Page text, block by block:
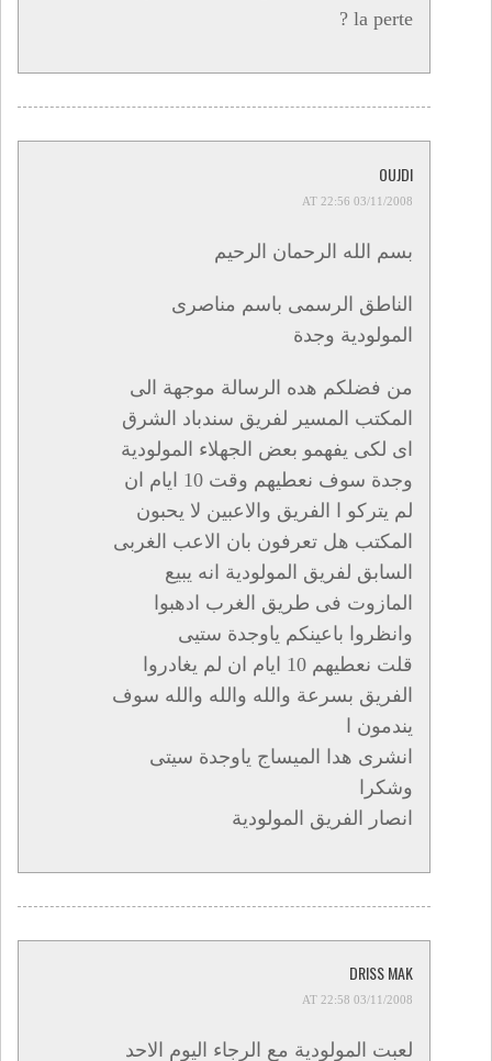
la perte ?
OUJDI
03/11/2008 AT 22:56
بسم الله الرحمان الرحيم
الناطق الرسمى باسم مناصرى
المولودية وجدة
من فضلكم هده الرسالة موجهة الى
المكتب المسير لفريق سندباد الشرق
اى لكى يفهمو بعض الجهلاء المولودية
وجدة سوف نعطيهم وقت 10 ايام ان
لم يتركو ا الفريق والاعبين لا يحبون
المكتب هل تعرفون بان الاعب الغربى
السابق لفريق المولودية انه يبيع
المازوت فى طريق الغرب ادهبوا
وانظروا باعينكم ياوجدة ستيى
قلت نعطيهم 10 ايام ان لم يغادروا
الفريق بسرعة والله والله والله سوف
يندمون ا
انشرى هدا الميساج ياوجدة سيتى
وشكرا
انصار الفريق المولودية
DRISS MAK
03/11/2008 AT 22:58
لعبت المولودية مع الرجاء اليوم الاحد